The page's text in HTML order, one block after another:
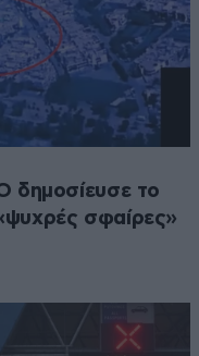
δημοσίευσε το
σφαίρες»